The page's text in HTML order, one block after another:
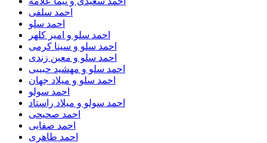
احمد سلفی
احمد سلو
احمد سلو و امیر کلهر
احمد سلو و سینا کرمی
احمد سلو و معین زندی
احمد سلو و مهشید حبیبی
احمد سلو و میلاد جهان
احمد سولو
احمد سولو و میلاد راستاد
احمد صحیحی
احمد صفایی
احمد طاهری